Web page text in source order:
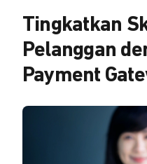
Tingkatkan
Pelanggan
Payment